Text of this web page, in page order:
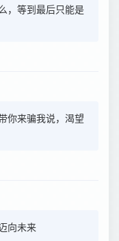
，等到最后只能是
你来骗我说，渴望
向未来